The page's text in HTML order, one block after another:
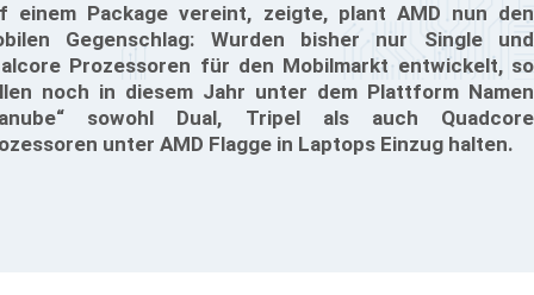
einem Package vereint, zeigte, plant AMD nun den
Gegenschlag: Wurden bisher nur Single und
Prozessoren für den Mobilmarkt entwickelt, so
noch in diesem Jahr unter dem Plattform Namen
sowohl Dual, Tripel als auch Quadcore
unter AMD Flagge in Laptops Einzug halten.